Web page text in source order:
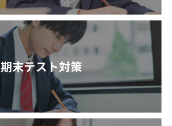
期末テスト対策